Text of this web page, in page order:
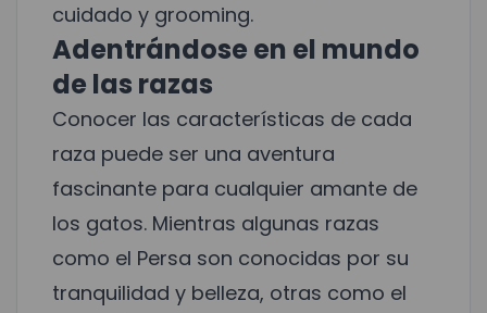
cuidado y grooming.
Adentrándose en el mundo
de las razas
Conocer las características de cada
raza puede ser una aventura
fascinante para cualquier amante de
los gatos. Mientras algunas razas
como el Persa son conocidas por su
tranquilidad y belleza, otras como el